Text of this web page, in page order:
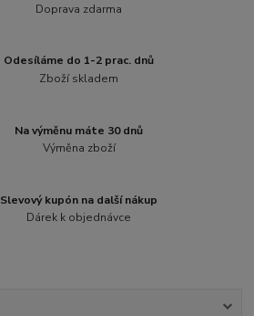
Doprava zdarma
Odesíláme do 1-2 prac. dnů
Zboží skladem
Na výměnu máte 30 dnů
Výměna zboží
Slevový kupón na další nákup
Dárek k objednávce